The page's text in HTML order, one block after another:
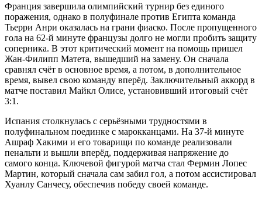
Франция завершила олимпийский турнир без единого
поражения, однако в полуфинале против Египта команда
Тьерри Анри оказалась на грани фиаско. После пропущенного
гола на 62-й минуте французы долго не могли пробить защиту
соперника. В этот критический момент на помощь пришел
Жан-Филипп Матета, вышедший на замену. Он сначала
сравнял счёт в основное время, а потом, в дополнительное
время, вывел свою команду вперёд. Заключительный аккорд в
матче поставил Майкл Олисе, установивший итоговый счёт
3:1.
Испания столкнулась с серьёзными трудностями в
полуфинальном поединке с марокканцами. На 37-й минуте
Ашраф Хакими и его товарищи по команде реализовали
пенальти и вышли вперёд, поддерживая напряжение до
самого конца. Ключевой фигурой матча стал Фермин Лопес
Мартин, который сначала сам забил гол, а потом ассистировал
Хуанлу Санчесу, обеспечив победу своей команде.